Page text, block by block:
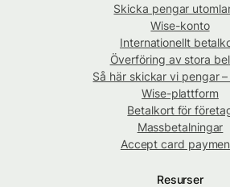
Skicka pengar
Wise-konto
Internationellt
Överföring av stora
Så här skickar vi pengar
Wise-plattform
Betalkort för
Massbetalningar
Accept card
Resurser